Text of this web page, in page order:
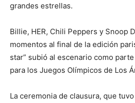
grandes estrellas.
Billie, HER, Chili Peppers y Snoop
momentos al final de la edición
star” subió al escenario como
para los Juegos Olímpicos de Los
La ceremonia de clausura, que